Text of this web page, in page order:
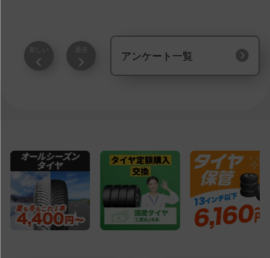
新しい 過去 アンケート一覧